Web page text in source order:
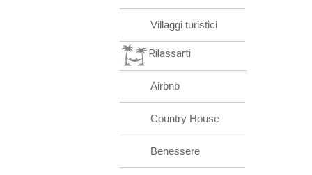
Villaggi turistici
Rilassarti
Airbnb
Country House
Benessere